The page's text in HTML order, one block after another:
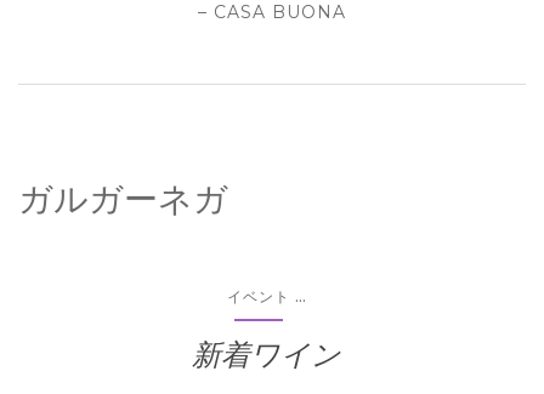
– CASA BUONA
ガルガーネガ
イベント ...
新着ワイン